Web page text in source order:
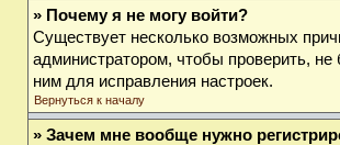
» Почему я не могу войти?
Существует несколько возможных
администратором, чтобы проверить,
ним для исправления настроек.
Вернуться к началу
» Зачем мне вообще нужно